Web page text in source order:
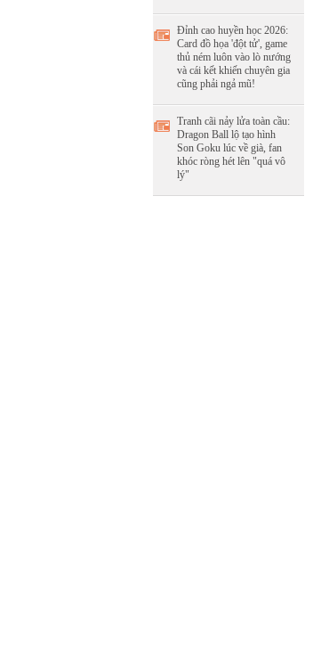
Đỉnh cao huyền học 2026:
Card đồ họa 'đột tử', game
thủ ném luôn vào lò nướng
và cái kết khiến chuyên gia
cũng phải ngả mũ!
Tranh cãi nảy lửa toàn cầu:
Dragon Ball lộ tạo hình
Son Goku lúc về già, fan
khóc ròng hét lên "quá vô
lý"